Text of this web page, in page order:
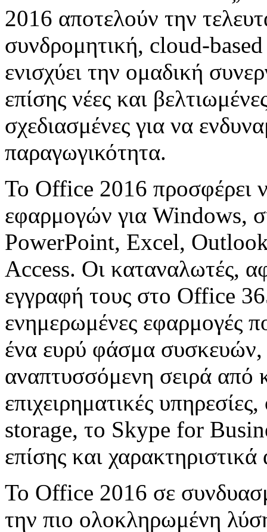
2016 αποτελούν την
συνδρομητική, cloud-
ενισχύει την ομαδική
επίσης νέες και
σχεδιασμένες για να
παραγωγικότητα.
Το Office 2016 προσφέρει
εφαρμογών για Windows,
PowerPoint, Excel,
Access. Οι καταναλωτές,
εγγραφή τους στο Office
ενημερωμένες εφαρμογές
ένα ευρύ φάσμα
αναπτυσσόμενη σειρά από
επιχειρηματικές
storage, το Skype for
επίσης και χαρακτηριστικά
Το Office 2016 σε
την πιο ολοκληρωμένη